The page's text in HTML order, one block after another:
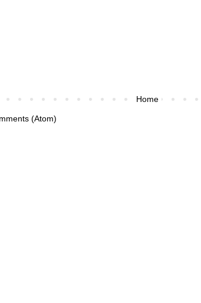
Home
(Atom)